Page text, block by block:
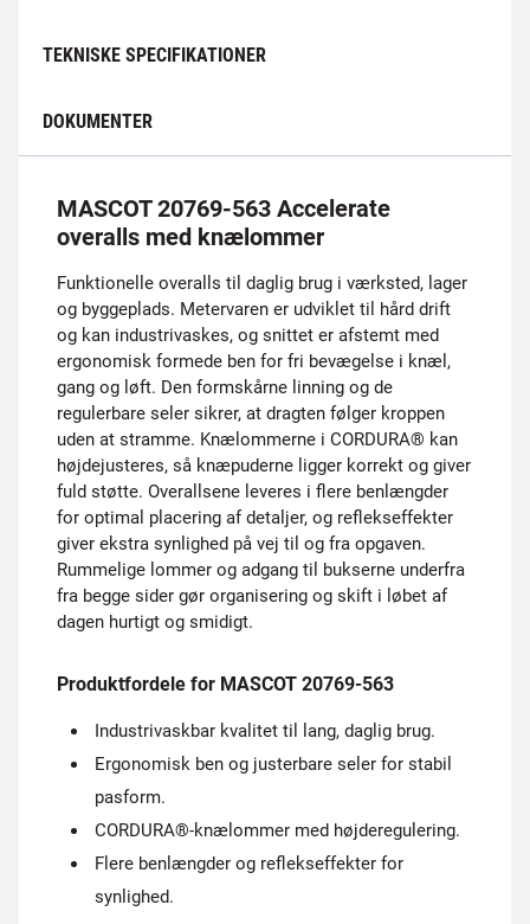
TEKNISKE SPECIFIKATIONER
DOKUMENTER
MASCOT 20769-563 Accelerate
overalls med knælommer
Funktionelle overalls til daglig brug i værksted, lager
og byggeplads. Metervaren er udviklet til hård drift
og kan industrivaskes, og snittet er afstemt med
ergonomisk formede ben for fri bevægelse i knæl,
gang og løft. Den formskårne linning og de
regulerbare seler sikrer, at dragten følger kroppen
uden at stramme. Knælommerne i CORDURA® kan
højdejusteres, så knæpuderne ligger korrekt og giver
fuld støtte. Overallsene leveres i flere benlængder
for optimal placering af detaljer, og reflekseffekter
giver ekstra synlighed på vej til og fra opgaven.
Rummelige lommer og adgang til bukserne underfra
fra begge sider gør organisering og skift i løbet af
dagen hurtigt og smidigt.
Produktfordele for MASCOT 20769-563
Industrivaskbar kvalitet til lang, daglig brug.
Ergonomisk ben og justerbare seler for stabil
pasform.
CORDURA®-knælommer med højderegulering.
Flere benlængder og reflekseffekter for
synlighed.